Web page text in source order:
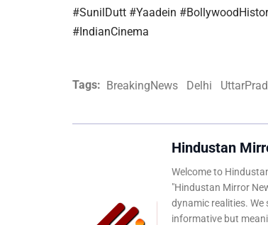
#SunilDutt #Yaadein
#IndianCinema
Tags: BreakingNews Delhi
Hindustan
Welcome to
"Hindustan Mirror
dynamic realities.
informative but